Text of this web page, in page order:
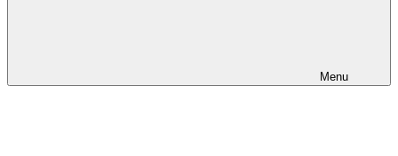
Menu